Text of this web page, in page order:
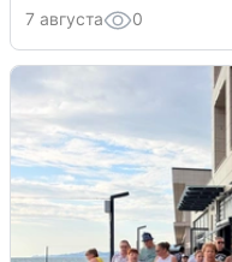
7 августа 0